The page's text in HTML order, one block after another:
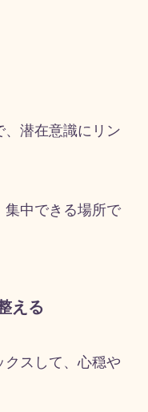
、潜在意識にリン
集中できる場所で
える
クスして、心穏や